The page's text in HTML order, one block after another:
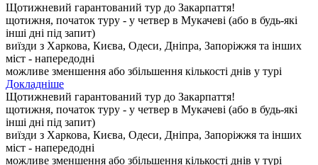
Щотижневий гарантований тур до Закарпаття!
щотижня, початок туру - у четвер в Мукачеві (або в будь-які
інші дні під запит)
виїзди з Харкова, Києва, Одеси, Дніпра, Запоріжжя та інших
міст - напередодні
можливе зменшення або збільшення кількості днів у турі
Докладніше
Щотижневий гарантований тур до Закарпаття!
щотижня, початок туру - у четвер в Мукачеві (або в будь-які
інші дні під запит)
виїзди з Харкова, Києва, Одеси, Дніпра, Запоріжжя та інших
міст - напередодні
можливе зменшення або збільшення кількості днів у турі